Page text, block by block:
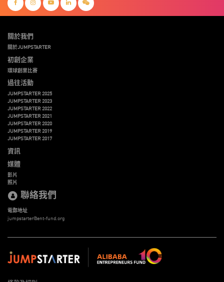
關於我們
關於JUMPSTARTER
初創企業
環球創業比賽
過往活動
JUMPSTARTER 2025
JUMPSTARTER 2023
JUMPSTARTER 2022
JUMPSTARTER 2021
JUMPSTARTER 2020
JUMPSTARTER 2019
JUMPSTARTER 2017
資訊
媒體
影片
照片
聯絡我們
電郵地址
jumpstarter@ent-fund.org